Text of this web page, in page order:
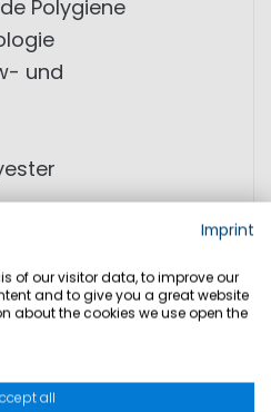
Polygiene
und
Imprint
of our visitor data, to improve our
and to give you a great website
about the cookies we use open the
all